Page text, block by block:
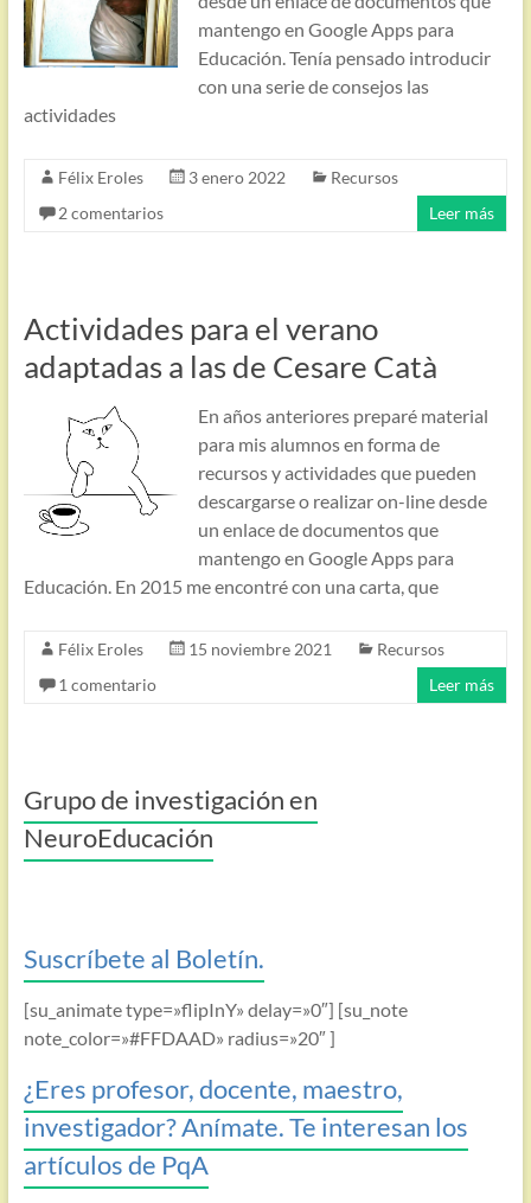
mantengo en Google Apps para
Educación. Tenía pensado introducir
con una serie de consejos las
actividades
Félix Eroles 3 enero 2022
Recursos
2 comentarios
Leer más
Actividades para el verano
adaptadas a las de Cesare Catà
En años anteriores preparé material
para mis alumnos en forma de
recursos y actividades que pueden
descargarse o realizar on-line desde
un enlace de documentos que
mantengo en Google Apps para
Educación. En 2015 me encontré con una carta, que
Félix Eroles 15 noviembre 2021
Recursos
1 comentario
Leer más
Grupo de investigación en
NeuroEducación
Suscríbete al Boletín.
[su_animate type=»flipInY» delay=»0″] [su_note
note_color=»#FFDAAD» radius=»20″ ]
¿Eres profesor, docente, maestro,
investigador? Anímate. Te interesan los
artículos de PqA